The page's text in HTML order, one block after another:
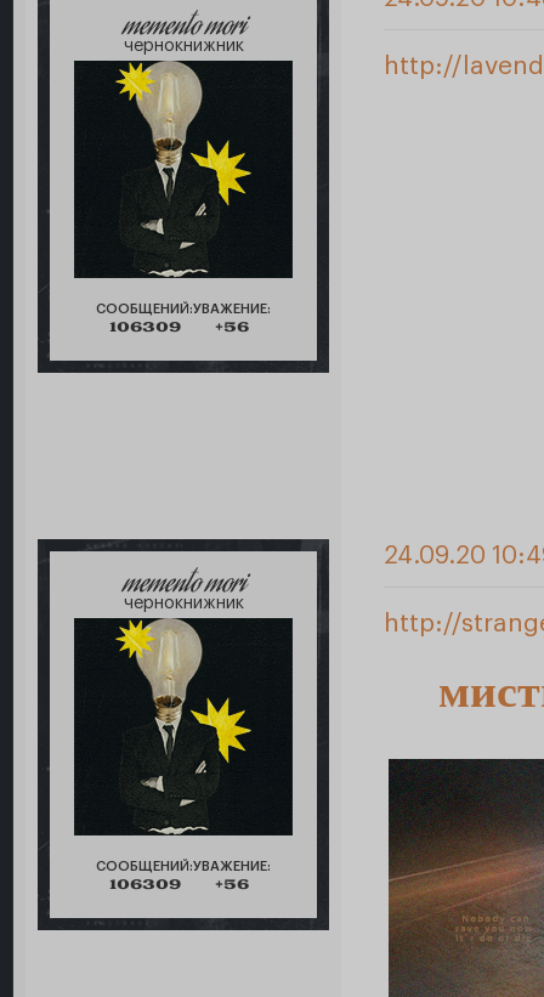
memento mori
чернокнижник
СООБЩЕНИЙ:
106309
УВАЖЕНИЕ:
+56
http://
memento mori
чернокнижник
СООБЩЕНИЙ:
106309
УВАЖЕНИЕ:
+56
24.09.20
http://